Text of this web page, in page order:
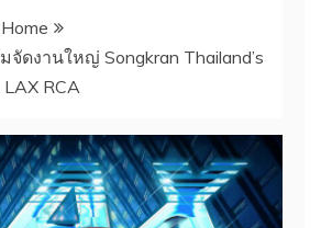
Home
จัดงานใหญ่ Songkran Thailand’s
RCA